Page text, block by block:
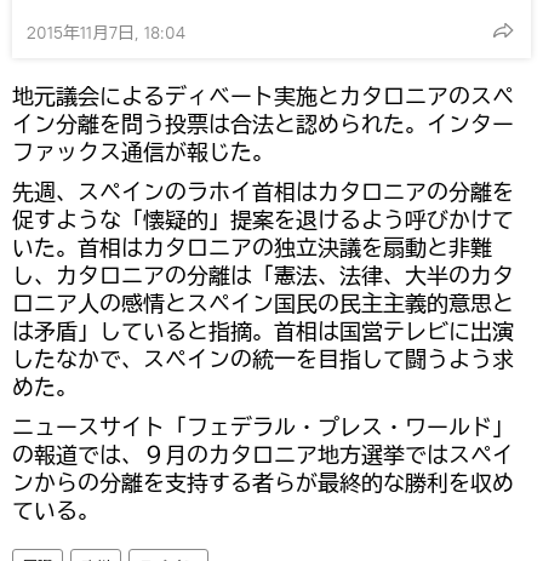
2015年11月7日, 18:04
地元議会によるディベート実施とカタロニアのスペ
イン分離を問う投票は合法と認められた。インター
ファックス通信が報じた。
先週、スペインのラホイ首相はカタロニアの分離を
促すような「懐疑的」提案を退けるよう呼びかけて
いた。首相はカタロニアの独立決議を扇動と非難
し、カタロニアの分離は「憲法、法律、大半のカタ
ロニア人の感情とスペイン国民の民主主義的意思と
は矛盾」していると指摘。首相は国営テレビに出演
したなかで、スペインの統一を目指して闘うよう求
めた。
ニュースサイト「フェデラル・プレス・ワールド」
の報道では、９月のカタロニア地方選挙ではスペイ
ンからの分離を支持する者らが最終的な勝利を収め
ている。